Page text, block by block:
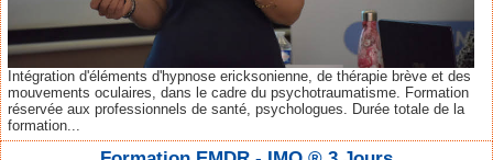
Intégration d'éléments d'hypnose ericksonienne, de thérapie brève et des
mouvements oculaires, dans le cadre du psychotraumatisme. Formation
réservée aux professionnels de santé, psychologues. Durée totale de la
formation...